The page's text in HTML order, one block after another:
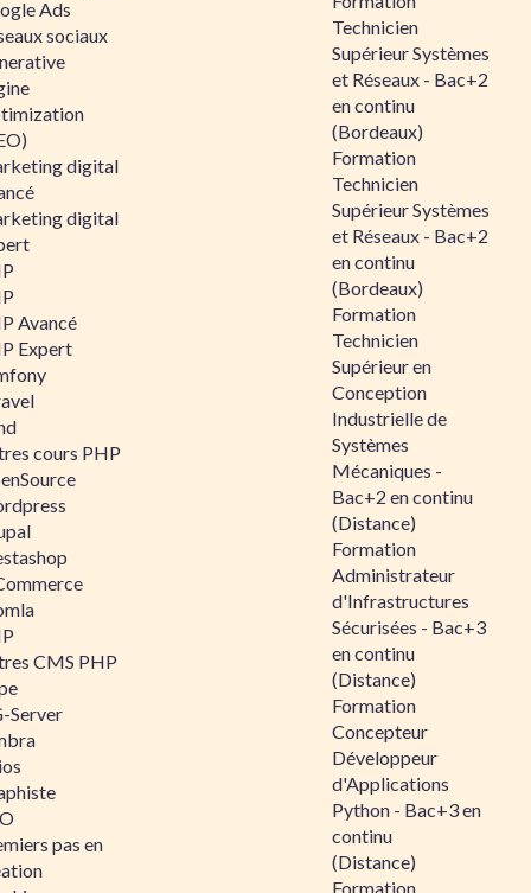
Ads
sociaux
digital
digital
Avancé
Expert
cours PHP
CMS PHP
Server
pas en
Technicien
Supérieur Systèmes
et Réseaux - Bac+2
en continu
(Bordeaux)
Formation
Technicien
Supérieur Systèmes
et Réseaux - Bac+2
en continu
(Bordeaux)
Formation
Technicien
Supérieur en
Conception
Industrielle de
Systèmes
Mécaniques -
Bac+2 en continu
(Distance)
Formation
Administrateur
d'Infrastructures
Sécurisées - Bac+3
en continu
(Distance)
Formation
Concepteur
Développeur
d'Applications
Python - Bac+3 en
continu
(Distance)
Formation